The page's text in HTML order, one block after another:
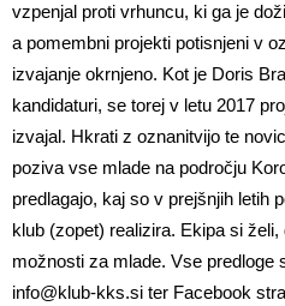
vzpenjal proti vrhuncu, ki ga je
a pomembni projekti potisnjeni v
izvajanje okrnjeno. Kot je Doris
kandidaturi, se torej v letu 2017
izvajal. Hkrati z oznanitvijo te
poziva vse mlade na področju
predlagajo, kaj so v prejšnjih letih
klub (zopet) realizira. Ekipa si
možnosti za mlade. Vse predloge
info@klub-kks.si ter Facebook